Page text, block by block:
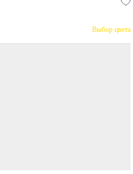
Выбор цвета